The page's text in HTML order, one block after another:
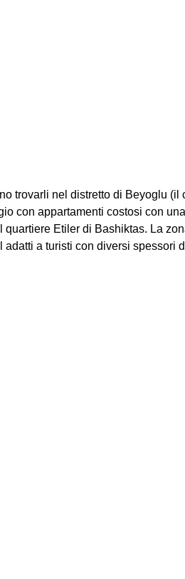
trovarli nel distretto di Beyoglu (il
con appartamenti costosi con una
Etiler di Bashiktas. La
a turisti con diversi spessori